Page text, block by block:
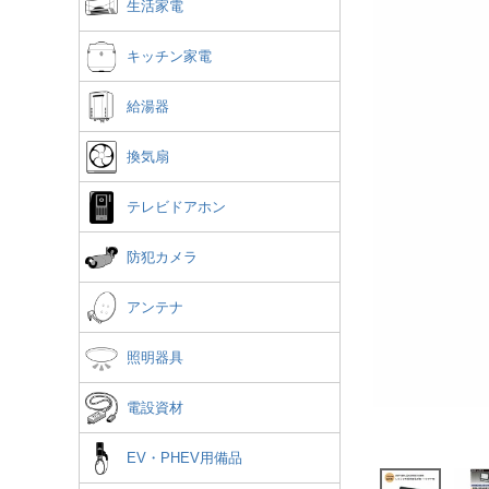
生活家電
キッチン家電
給湯器
換気扇
テレビドアホン
防犯カメラ
アンテナ
照明器具
電設資材
EV・PHEV用備品